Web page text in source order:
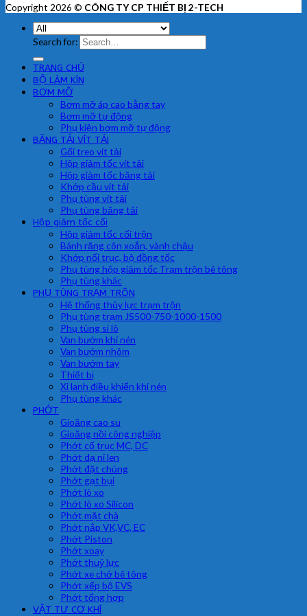
Copyright 2026 © CÔNG TY CP THIẾT BỊ 2-TECH
Search for:
TRANG CHỦ
BỘ LÀM KÍN
BƠM MỠ
Bơm mỡ áp cao bằng tay
Bơm mỡ tự động
Phụ kiện bơm mỡ tự động
BĂNG TẢI VÍT TẢI
Gối treo vít tải
Hộp giảm tốc vít tải
Hộp giảm tốc băng tải
Khớp cầu vít tải
Phụ tùng vít tải
Phụ tùng băng tải
Hộp giảm tốc cối
Hộp giảm tốc cối trộn
Bánh răng côn xoắn, vành chậu
Khớp nối trục, bộ đồng tốc
Phụ tùng hộp giảm tốc Trạm trộn bê tông
Phụ tùng khác
PHỤ TÙNG TRẠM TRÔN
Hệ thống thủy lực trạm trộn
Phụ tùng trạm JS500-750-1000-1500
Phụ tùng si lô
Van bướm khí nén
Van bướm nhôm
Van bướm tay
Thiết bị
Xi lanh điều khiển khí nén
Phụ tùng khác
PHỚT
Gioăng cao su
Gioăng nồi công nghiệp
Phớt cổ trục MC, DC
Phớt dạ nỉ len
Phớt đặt chủng
Phớt gạt bụi
Phớt lò xo
Phớt lò xo Silicon
Phớt mặt chà
Phớt nắp VK,VC, EC
Phớt Piston
Phớt xoay
Phớt thuỷ lực
Phớt xe chở bê tông
Phớt xếp bộ EVS
Phớt tổng hợp
VẬT TƯ CƠ KHÍ